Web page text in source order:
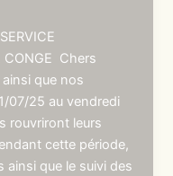
CONGE Chers
que nos
07/25 au vendredi
rouvriront leurs
cette période,
que le suivi des